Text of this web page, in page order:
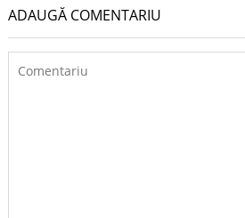
ADAUGĂ COMENTARIU